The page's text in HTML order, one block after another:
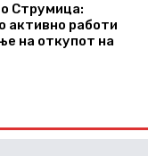
Струмица:
активно работи
на откупот на